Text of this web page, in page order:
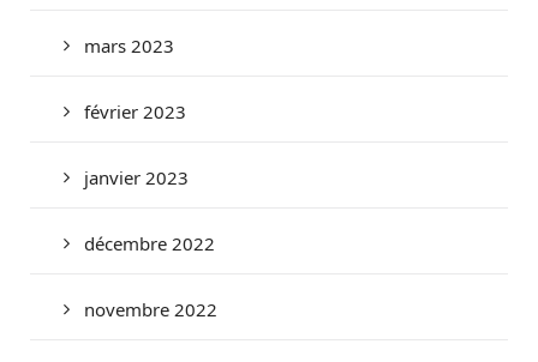
mars 2023
février 2023
janvier 2023
décembre 2022
novembre 2022